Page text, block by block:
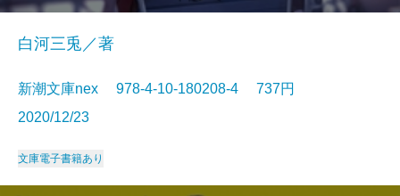
白河三兎／著
新潮文庫nex 978-4-10-180208-4 737円
2020/12/23
文庫電子書籍あり